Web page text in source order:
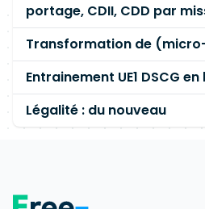
portage, CDII, CDD par
Entrainement UE1 DSCG en
Légalité : du nouveau